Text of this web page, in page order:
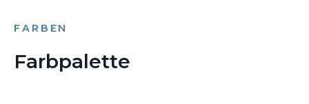
FARBEN
Farbpalette